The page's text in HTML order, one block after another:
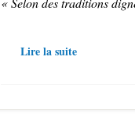
Lire la suite